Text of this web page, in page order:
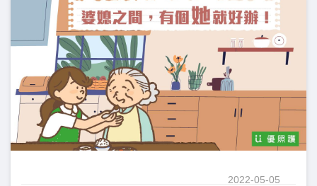
2022-05-05